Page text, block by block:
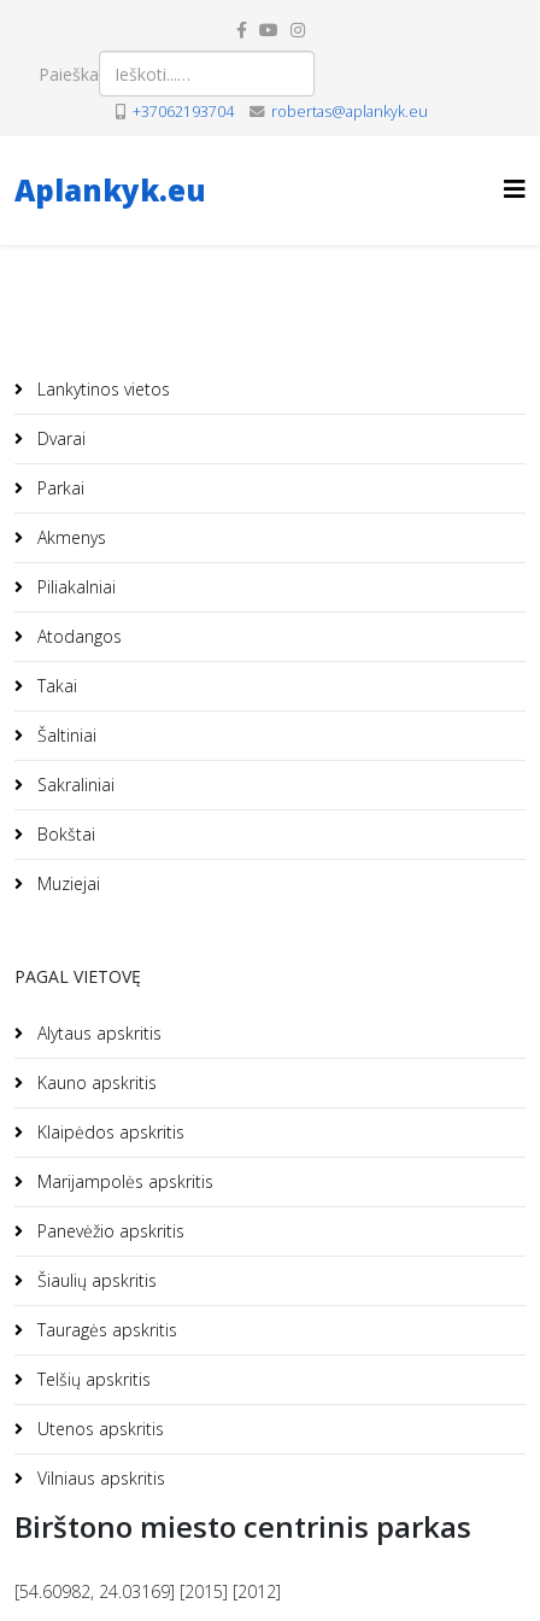
Paieška
+37062193704 robertas@aplankyk.eu
Aplankyk.eu
Lankytinos vietos
Dvarai
Parkai
Akmenys
Piliakalniai
Atodangos
Takai
Šaltiniai
Sakraliniai
Bokštai
Muziejai
PAGAL VIETOVĘ
Alytaus apskritis
Kauno apskritis
Klaipėdos apskritis
Marijampolės apskritis
Panevėžio apskritis
Šiaulių apskritis
Tauragės apskritis
Telšių apskritis
Utenos apskritis
Vilniaus apskritis
Birštono miesto centrinis parkas
[54.60982, 24.03169] [2015] [2012]